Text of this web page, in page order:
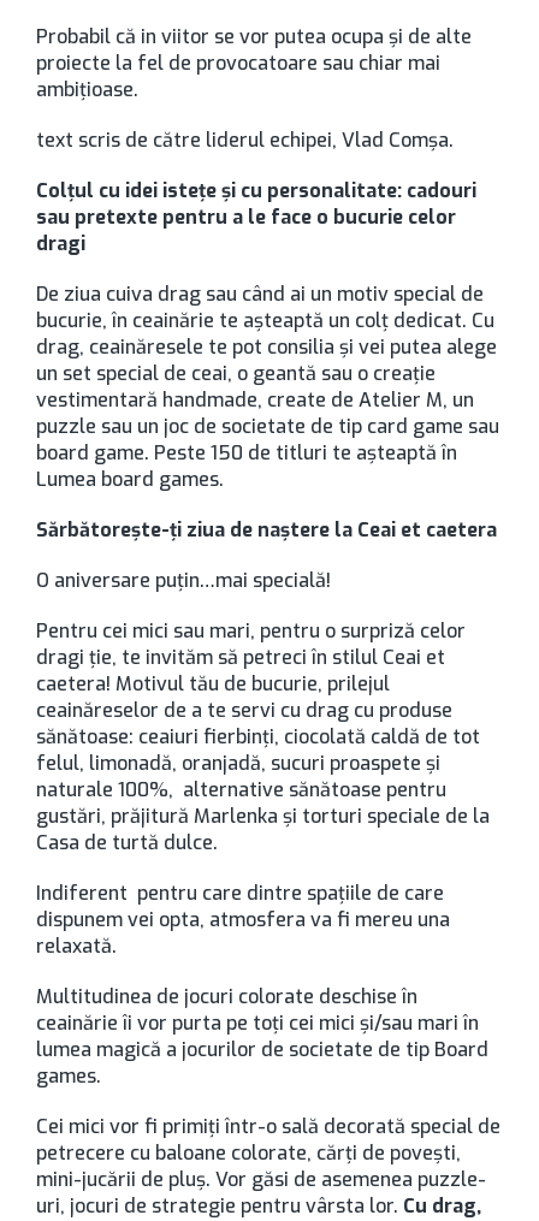
Probabil că in viitor se vor putea ocupa și de alte
proiecte la fel de provocatoare sau chiar mai
ambițioase.
text scris de către liderul echipei, Vlad Comșa.
Colțul cu idei istețe și cu personalitate: cadouri
sau pretexte pentru a le face o bucurie celor
dragi
De ziua cuiva drag sau când ai un motiv special de
bucurie, în ceainărie te așteaptă un colț dedicat. Cu
drag, ceainăresele te pot consilia și vei putea alege
un set special de ceai, o geantă sau o creație
vestimentară handmade, create de Atelier M, un
puzzle sau un joc de societate de tip card game sau
board game. Peste 150 de titluri te așteaptă în
Lumea board games.
Sărbătorește-ți ziua de naștere la Ceai et caetera
O aniversare puțin…mai specială!
Pentru cei mici sau mari, pentru o surpriză celor
dragi ție, te invităm să petreci în stilul Ceai et
caetera! Motivul tău de bucurie, prilejul
ceainăreselor de a te servi cu drag cu produse
sănătoase: ceaiuri fierbinți, ciocolată caldă de tot
felul, limonadă, oranjadă, sucuri proaspete și
naturale 100%, alternative sănătoase pentru
gustări, prăjitură Marlenka și torturi speciale de la
Casa de turtă dulce.
Indiferent pentru care dintre spațiile de care
dispunem vei opta, atmosfera va fi mereu una
relaxată.
Multitudinea de jocuri colorate deschise în
ceainărie îi vor purta pe toți cei mici și/sau mari în
lumea magică a jocurilor de societate de tip Board
games.
Cei mici vor fi primiți într-o sală decorată special de
petrecere cu baloane colorate, cărți de povești,
mini-jucării de pluș. Vor găsi de asemenea puzzle-
uri, jocuri de strategie pentru vârsta lor. Cu drag,